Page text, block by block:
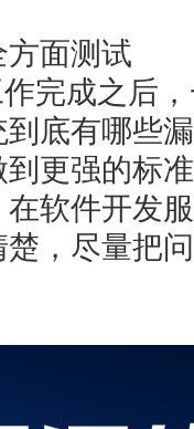
面测试
完成之后
底有哪些
更强的标
软件开发
，尽量把